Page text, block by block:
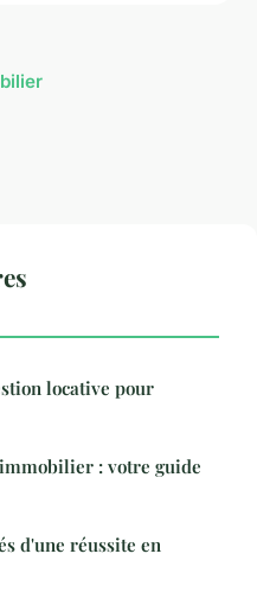
locative pour
: votre guide
d'une réussite en